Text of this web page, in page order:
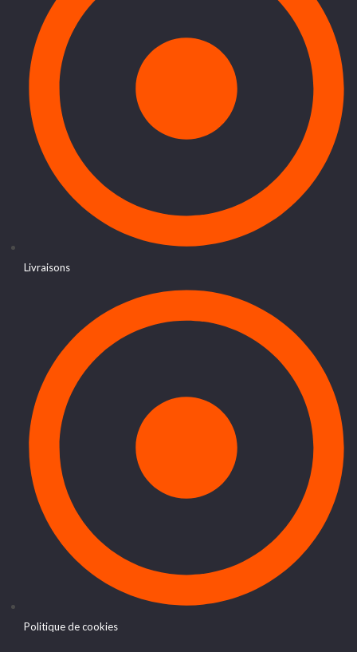
Livraisons
Politique de cookies